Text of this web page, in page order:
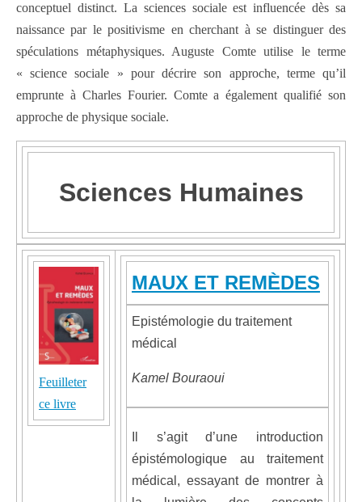
conceptuel distinct. La sciences sociale est influencée dès sa
naissance par le positivisme en cherchant à se distinguer des
spéculations métaphysiques. Auguste Comte utilise le terme
« science sociale » pour décrire son approche, terme qu’il
emprunte à Charles Fourier. Comte a également qualifié son
approche de physique sociale.
Sciences Humaines
Feuilleter
ce livre
MAUX ET REMÈDES
Epistémologie du traitement
médical
Kamel Bouraoui
Il s’agit d’une introduction
épistémologique au traitement
médical, essayant de montrer à